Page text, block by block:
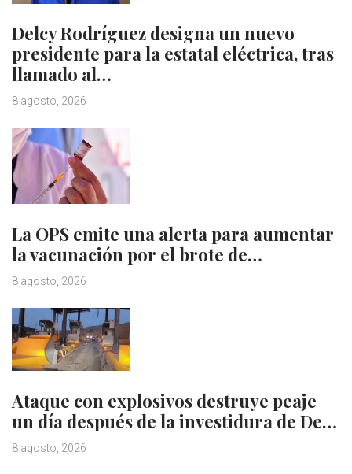
Delcy Rodríguez designa un nuevo
presidente para la estatal eléctrica, tras
llamado al…
8 agosto, 2026
La OPS emite una alerta para aumentar
la vacunación por el brote de…
8 agosto, 2026
Ataque con explosivos destruye peaje
un día después de la investidura de De…
8 agosto, 2026